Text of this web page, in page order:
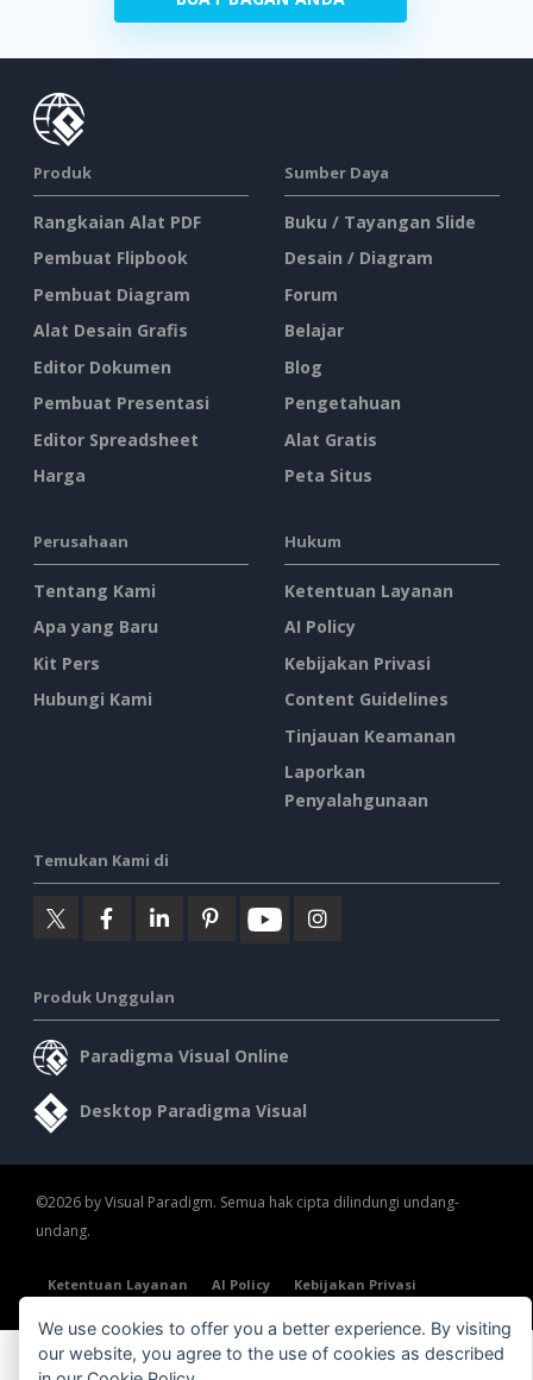
Produk
Rangkaian Alat PDF
Pembuat Flipbook
Pembuat Diagram
Alat Desain Grafis
Editor Dokumen
Pembuat Presentasi
Editor Spreadsheet
Harga
Sumber Daya
Buku / Tayangan Slide
Desain / Diagram
Forum
Belajar
Blog
Pengetahuan
Alat Gratis
Peta Situs
Perusahaan
Tentang Kami
Apa yang Baru
Kit Pers
Hubungi Kami
Hukum
Ketentuan Layanan
AI Policy
Kebijakan Privasi
Content Guidelines
Tinjauan Keamanan
Laporkan
Penyalahgunaan
Temukan Kami di
Produk Unggulan
Paradigma Visual Online
Desktop Paradigma Visual
©2026 by Visual Paradigm. Semua hak cipta dilindungi undang-
undang.
Ketentuan Layanan AI Policy
Kebijakan Privasi
We use cookies to offer you a better experience. By visiting
our website, you agree to the use of cookies as described